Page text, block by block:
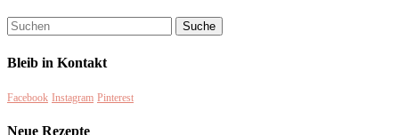
Bleib in Kontakt
Facebook Instagram Pinterest
Neue Rezepte